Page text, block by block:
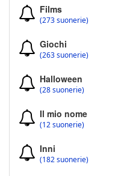
Films
(273 suonerie)
Giochi
(263 suonerie)
Halloween
(28 suonerie)
Il mio nome
(12 suonerie)
Inni
(182 suonerie)